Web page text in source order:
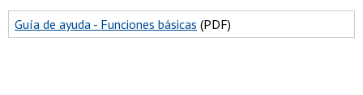
Guía de ayuda - Funciones básicas (PDF)